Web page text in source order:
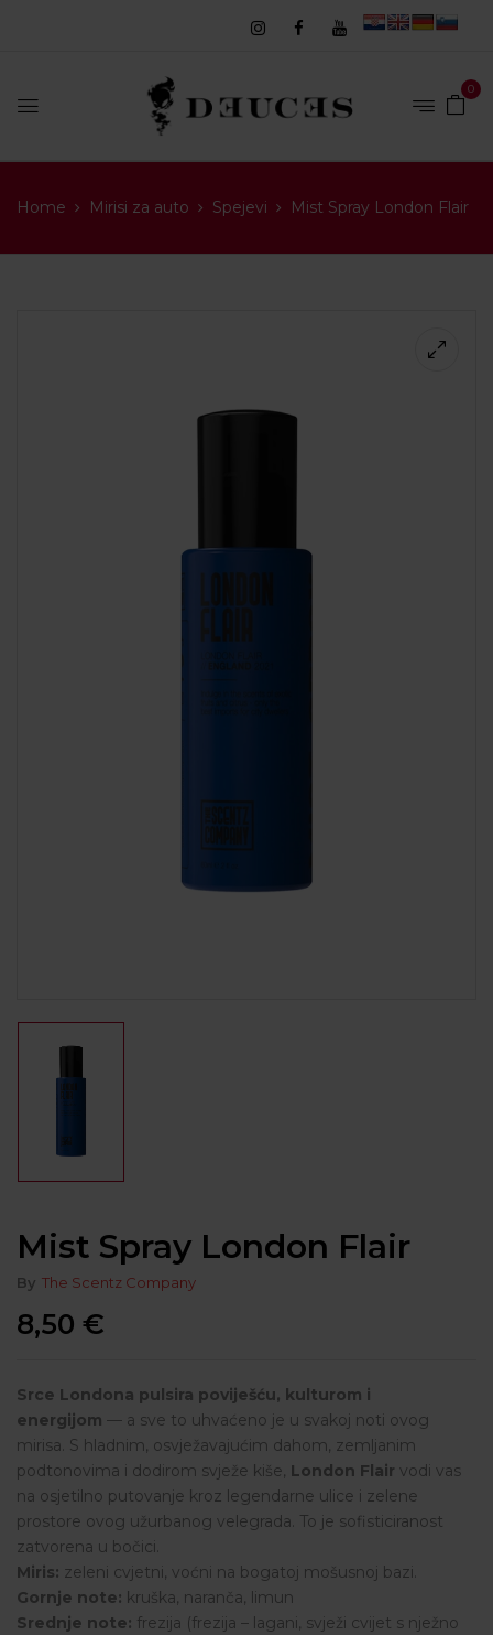
0
Home Mirisi za auto Spejevi Mist Spray London Flair
Mist Spray London Flair
By The Scentz Company
8,50 €
Srce Londona pulsira poviješću, kulturom i
energijom — a sve to uhvaćeno je u svakoj noti ovog
mirisa. S hladnim, osvježavajućim dahom, zemljanim
podtonovima i dodirom svježe kiše, London Flair vodi vas
na osjetilno putovanje kroz legendarne ulice i zelene
prostore ovog užurbanog velegrada. To je sofisticiranost
zatvorena u bočici.
Miris: zeleni cvjetni, voćni na bogatoj mošusnoj bazi.
Gornje note: kruška, naranča, limun
Srednje note: frezija (frezija – lagani, svježi cvijet s nježno